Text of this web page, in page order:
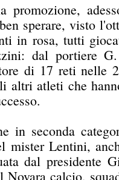
promozione,
sperare, visto
in rosa, tutti
dal portiere
di 17 reti nelle
altri atleti che
in seconda
mister Lentini,
dal presidente
Novara calcio,